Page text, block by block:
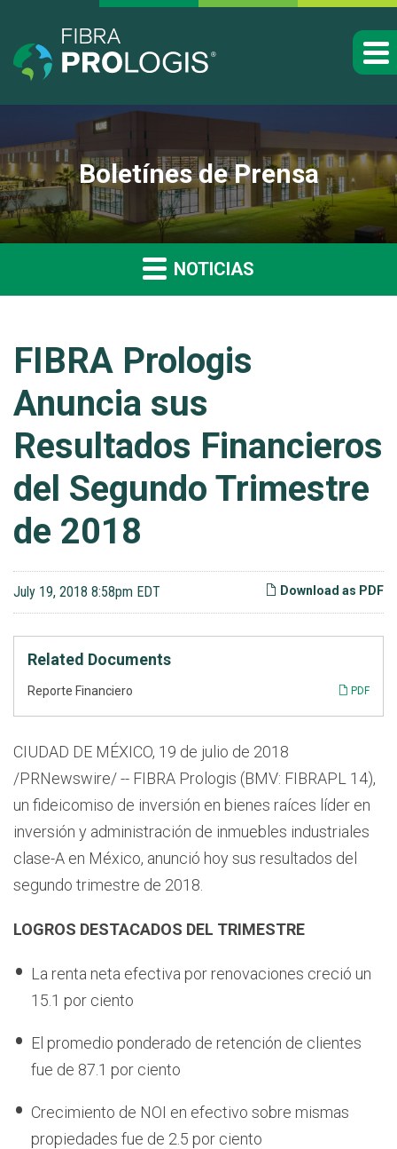
Boletínes de Prensa
NOTICIAS
FIBRA Prologis
Anuncia sus
Resultados Financieros
del Segundo Trimestre
de 2018
Download as PDF
July 19, 2018 8:58pm EDT
Related Documents
Reporte Financiero PDF
CIUDAD DE MÉXICO, 19 de julio de 2018
/PRNewswire/ -- FIBRA Prologis (BMV: FIBRAPL 14),
un fideicomiso de inversión en bienes raíces líder en
inversión y administración de inmuebles industriales
clase-A en México, anunció hoy sus resultados del
segundo trimestre de 2018.
LOGROS DESTACADOS DEL TRIMESTRE
La renta neta efectiva por renovaciones creció un
15.1 por ciento
El promedio ponderado de retención de clientes
fue de 87.1 por ciento
Crecimiento de NOI en efectivo sobre mismas
propiedades fue de 2.5 por ciento